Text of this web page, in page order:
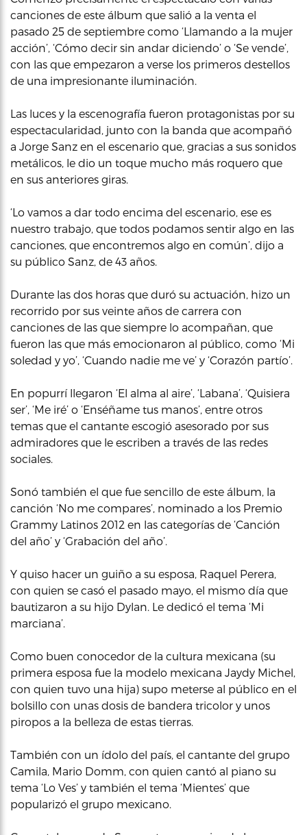
canciones de este álbum que salió a la venta el
pasado 25 de septiembre como ‘Llamando a la mujer
acción’, ‘Cómo decir sin andar diciendo’ o ‘Se vende’,
con las que empezaron a verse los primeros destellos
de una impresionante iluminación.
Las luces y la escenografía fueron protagonistas por su
espectacularidad, junto con la banda que acompañó
a Jorge Sanz en el escenario que, gracias a sus sonidos
metálicos, le dio un toque mucho más roquero que
en sus anteriores giras.
‘Lo vamos a dar todo encima del escenario, ese es
nuestro trabajo, que todos podamos sentir algo en las
canciones, que encontremos algo en común’, dijo a
su público Sanz, de 43 años.
Durante las dos horas que duró su actuación, hizo un
recorrido por sus veinte años de carrera con
canciones de las que siempre lo acompañan, que
fueron las que más emocionaron al público, como ‘Mi
soledad y yo’, ‘Cuando nadie me ve’ y ‘Corazón partío’.
En popurrí llegaron ‘El alma al aire’, ‘Labana’, ‘Quisiera
ser’, ‘Me iré’ o ‘Enséñame tus manos’, entre otros
temas que el cantante escogió asesorado por sus
admiradores que le escriben a través de las redes
sociales.
Sonó también el que fue sencillo de este álbum, la
canción ‘No me compares’, nominado a los Premio
Grammy Latinos 2012 en las categorías de ‘Canción
del año’ y ‘Grabación del año’.
Y quiso hacer un guiño a su esposa, Raquel Perera,
con quien se casó el pasado mayo, el mismo día que
bautizaron a su hijo Dylan. Le dedicó el tema ‘Mi
marciana’.
Como buen conocedor de la cultura mexicana (su
primera esposa fue la modelo mexicana Jaydy Michel,
con quien tuvo una hija) supo meterse al público en el
bolsillo con unas dosis de bandera tricolor y unos
piropos a la belleza de estas tierras.
También con un ídolo del país, el cantante del grupo
Camila, Mario Domm, con quien cantó al piano su
tema ‘Lo Ves’ y también el tema ‘Mientes’ que
popularizó el grupo mexicano.